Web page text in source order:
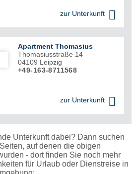
zur Unterkunft 
Apartment Thomasius
Thomasiusstraße 14
04109 Leipzig
+49-163-8711568
zur Unterkunft 
Unterkunft dabei? Dann suchen
auf denen die obigen
- dort finden Sie noch mehr
für Urlaub oder Dienstreise in